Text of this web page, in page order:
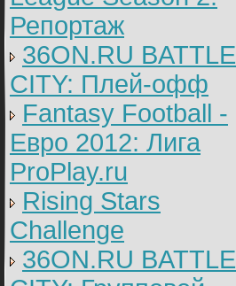
Репортаж
36ON.RU BATTLE
CITY: Плей-офф
Fantasy Football -
Евро 2012: Лига
ProPlay.ru
Rising Stars
Challenge
36ON.RU BATTLE